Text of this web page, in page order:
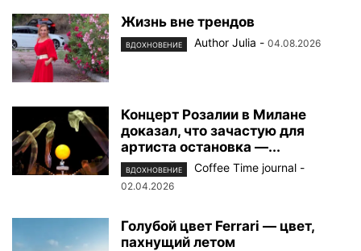
Жизнь вне трендов
ВДОХНОВЕНИЕ Author Julia - 04.08.2026
Концерт Розалии в Милане
доказал, что зачастую для
артиста остановка —...
ВДОХНОВЕНИЕ Coffee Time journal -
02.04.2026
Голубой цвет Ferrari — цвет,
пахнущий летом